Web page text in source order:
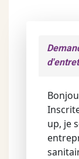
up, je